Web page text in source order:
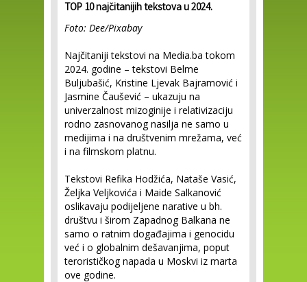
TOP 10 najčitanijih tekstova u 2024.
Foto: Dee/Pixabay
Najčitaniji tekstovi na Media.ba tokom
2024. godine – tekstovi Belme
Buljubašić, Kristine Ljevak Bajramović i
Jasmine Čaušević – ukazuju na
univerzalnost mizoginije i relativizaciju
rodno zasnovanog nasilja ne samo u
medijima i na društvenim mrežama, već
i na filmskom platnu.
Tekstovi Refika Hodžića, Nataše Vasić,
Željka Veljkovića i Maide Salkanović
oslikavaju podijeljene narative u bh.
društvu i širom Zapadnog Balkana ne
samo o ratnim događajima i genocidu
već i o globalnim dešavanjima, poput
terorističkog napada u Moskvi iz marta
ove godine.